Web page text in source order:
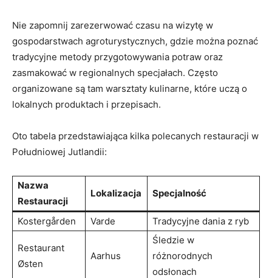
Nie ⁤zapomnij zarezerwować⁢ czasu na wizytę w
gospodarstwach agroturystycznych, gdzie można poznać
tradycyjne metody przygotowywania potraw oraz
zasmakować w regionalnych specjałach. Często
organizowane są tam warsztaty kulinarne, które uczą o
lokalnych produktach i przepisach.
Oto tabela⁢ przedstawiająca kilka polecanych restauracji w
Południowej Jutlandii:
Nazwa
Restauracji
Lokalizacja Specjalność
Kostergården Varde Tradycyjne dania z ryb
Restaurant
Østen
Aarhus
Śledzie w
różnorodnych
odsłonach